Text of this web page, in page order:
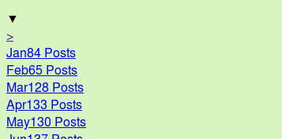
▼
>
Jan84 Posts
Feb65 Posts
Mar128 Posts
Apr133 Posts
May130 Posts